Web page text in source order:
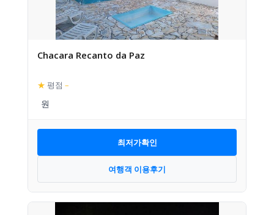
Chacara Recanto da Paz
★ 평점 –
최저가확인
여행객 이용후기